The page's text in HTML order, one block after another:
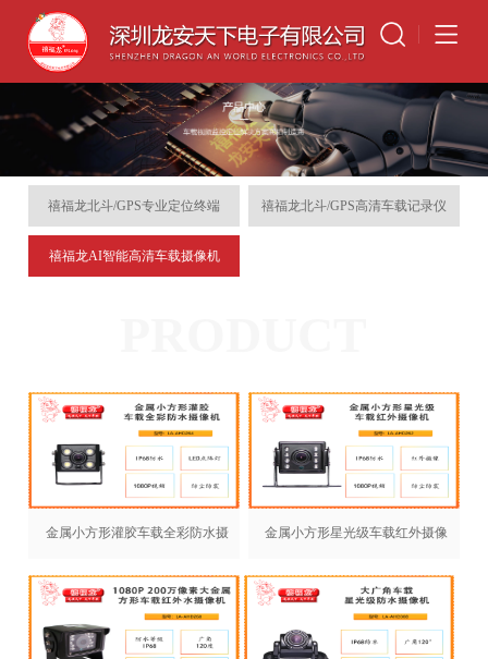
禧福龙北斗/GPS专业定位终端 禧福龙北斗/GPS高清车载记录仪
禧福龙AI智能高清车载摄像机
金属小方形灌胶车载全彩防水摄
像机LA-AHD264
金属小方形星光级车载红外摄像
机 LA-AHD262